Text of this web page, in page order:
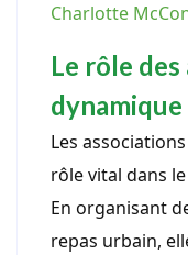
Charlotte
Le rôle
dynamique
Les
rôle vital dans
En organisant
repas urbain,